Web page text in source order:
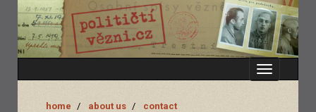
Zobrazit
home about us contact